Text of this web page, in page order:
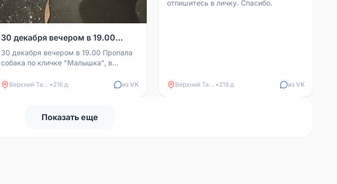
30 декабря вечером в 19.00...
30 декабря вечером в 19.00 Пропала
собака по кличке "Малышка", в
поводком. Любая информа...
Верхний Тагил • 216 д из VK
отпишитесь в личку. Спасибо.
Верхний Тагил • 218 д из VK
Показать еще